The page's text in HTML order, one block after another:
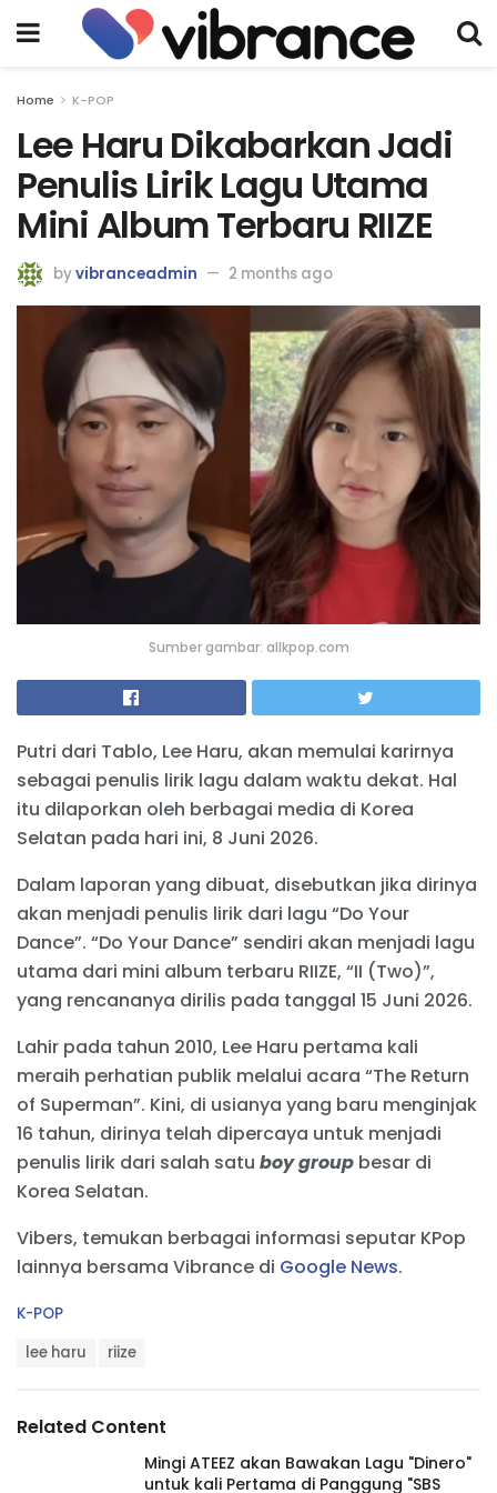
Home K-POP
Lee Haru Dikabarkan Jadi
Penulis Lirik Lagu Utama
Mini Album Terbaru RIIZE
byvibranceadmin 2 months ago
Sumber gambar: allkpop.com
Putri dari Tablo, Lee Haru, akan memulai karirnya
sebagai penulis lirik lagu dalam waktu dekat. Hal
itu dilaporkan oleh berbagai media di Korea
Selatan pada hari ini, 8 Juni 2026.
Dalam laporan yang dibuat, disebutkan jika dirinya
akan menjadi penulis lirik dari lagu “Do Your
Dance”. “Do Your Dance” sendiri akan menjadi lagu
utama dari mini album terbaru RIIZE, “II (Two)”,
yang rencananya dirilis pada tanggal 15 Juni 2026.
Lahir pada tahun 2010, Lee Haru pertama kali
meraih perhatian publik melalui acara “The Return
of Superman”. Kini, di usianya yang baru menginjak
16 tahun, dirinya telah dipercaya untuk menjadi
penulis lirik dari salah satu boy group besar di
Korea Selatan.
Vibers, temukan berbagai informasi seputar KPop
lainnya bersama Vibrance di Google News.
C
r
K-POP
:
lee haru riize
Related Content
Mingi ATEEZ akan Bawakan Lagu "Dinero"
untuk kali Pertama di Panggung "SBS